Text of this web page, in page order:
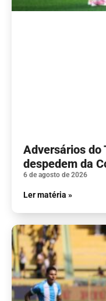
Adversários do
despedem da
6 de agosto de 2026
Ler matéria »